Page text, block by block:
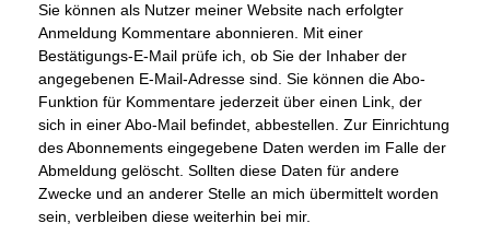
Sie können als Nutzer meiner Website nach erfolgter
Anmeldung Kommentare abonnieren. Mit einer
Bestätigungs-E-Mail prüfe ich, ob Sie der Inhaber der
angegebenen E-Mail-Adresse sind. Sie können die Abo-
Funktion für Kommentare jederzeit über einen Link, der
sich in einer Abo-Mail befindet, abbestellen. Zur Einrichtung
des Abonnements eingegebene Daten werden im Falle der
Abmeldung gelöscht. Sollten diese Daten für andere
Zwecke und an anderer Stelle an mich übermittelt worden
sein, verbleiben diese weiterhin bei mir.